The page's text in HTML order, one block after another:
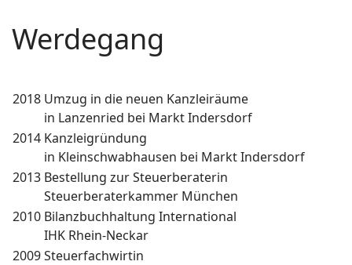
Werdegang
2018 Umzug in die neuen Kanzleiräume
in Lanzenried bei Markt Indersdorf
2014 Kanzleigründung
in Kleinschwabhausen bei Markt Indersdorf
2013 Bestellung zur Steuerberaterin
Steuerberaterkammer München
2010 Bilanzbuchhaltung International
IHK Rhein-Neckar
2009Steuerfachwirtin